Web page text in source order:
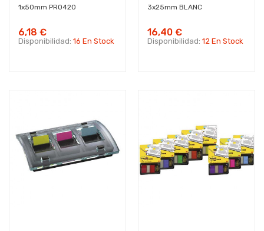
1x50mm PRO420
6,18 €
Disponibilidad: 16 En Stock
3x25mm BLANC
16,40 €
Disponibilidad: 12 En Stock